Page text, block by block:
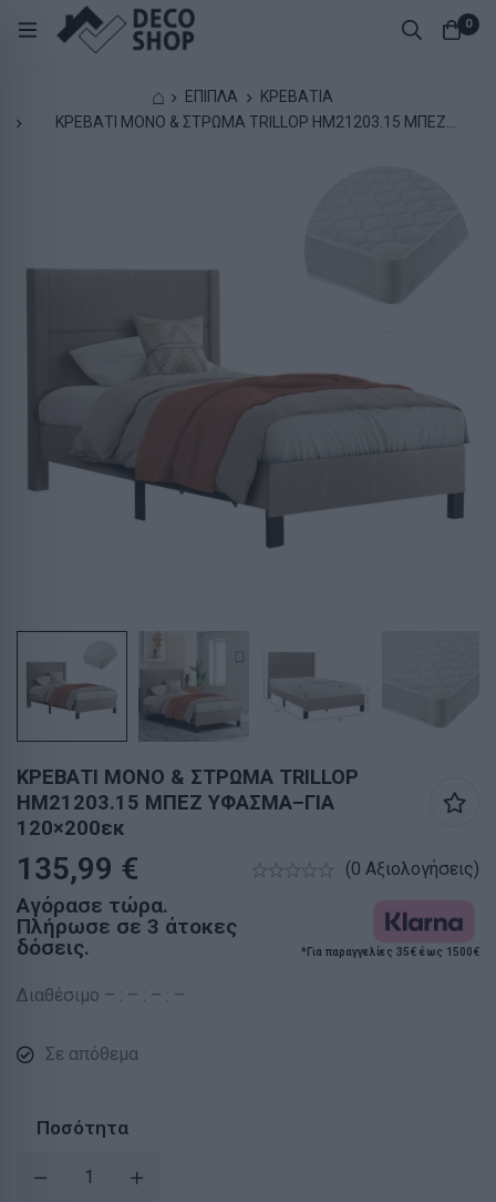
0
⌂ ΕΠΙΠΛΑ
ΚΡΕΒΑΤΙΑ
ΚΡΕΒΑΤΙ ΜΟΝΟ & ΣΤΡΩΜΑ TRILLOP HM21203.15 ΜΠΕΖ
ΚΡΕΒΑΤΙ ΜΟΝΟ & ΣΤΡΩΜΑ TRILLOP
HM21203.15 ΜΠΕΖ ΥΦΑΣΜΑ–ΓΙΑ
120×200εκ
135,99 € (0 Αξιολογήσεις)
Αγόρασε τώρα.
Πλήρωσε σε 3 άτοκες
δόσεις.
*Για παραγγελίες 35€ έως 1500€
Διαθέσιμο – : – : – : –
Σε απόθεμα
Ποσότητα